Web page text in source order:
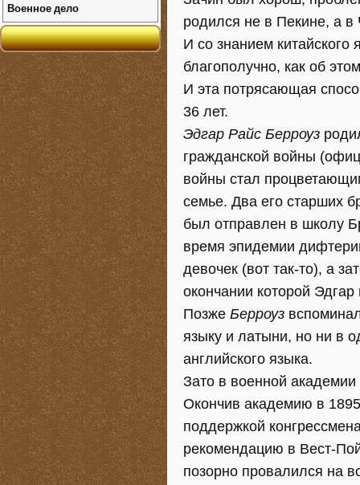
родился не в Пекине, а
И со знанием китайского
благополучно, как об
И эта потрясающая
36 лет.
Эдгар Райс Берроуз
гражданской войны
войны стал
семье. Два его старших
был отправлен в школу
время эпидемии
девочек (вот так-то), а
окончании которой
Позже Берроуз
языку и латыни, но ни в
английского языка.
Зато в военной
Окончив академию в
поддержкой
рекомендацию в Вест-
позорно провалился на
Военное дело